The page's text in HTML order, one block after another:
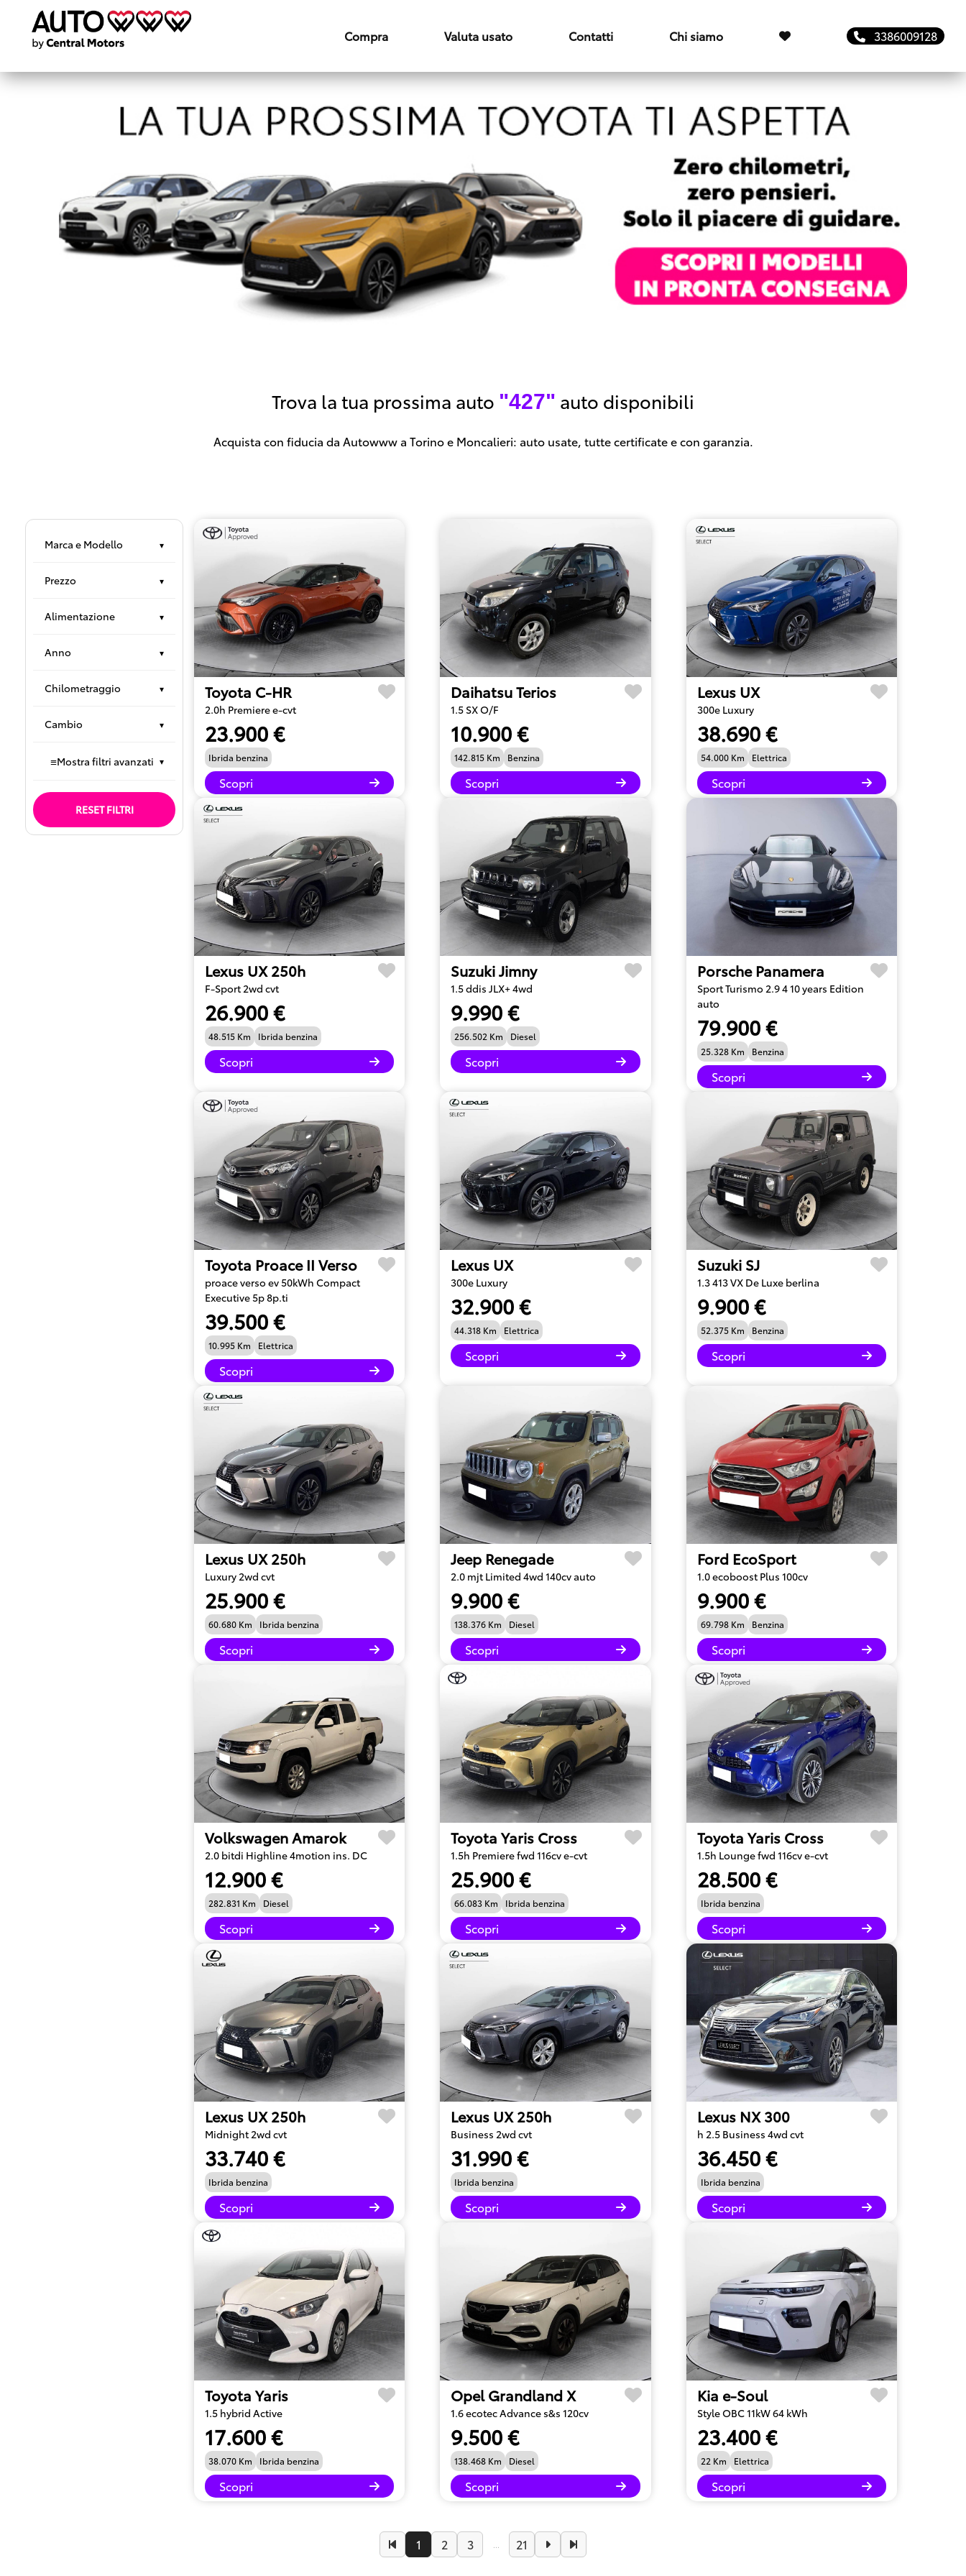
Compra Valuta usato Contatti Chi siamo 3386009128
Trova la tua prossima auto "427" auto disponibili
Acquista con fiducia da Autowww a Torino e Moncalieri: auto usate, tutte certificate e con garanzia.
Marca e Modello ▾
Prezzo ▾
Alimentazione ▾
Anno ▾
Chilometraggio ▾
Cambio ▾
≡Mostra filtri avanzati ▾
RESET FILTRI
Toyota C-HR
2.0h Premiere e-cvt
23.900 €
Ibrida benzina
Scopri
Daihatsu Terios
1.5 SX O/F
10.900 €
142.815 Km Benzina
Scopri
Lexus UX
300e Luxury
38.690 €
54.000 Km Elettrica
Scopri
Lexus UX 250h
F-Sport 2wd cvt
26.900 €
48.515 Km Ibrida benzina
Scopri
Suzuki Jimny
1.5 ddis JLX+ 4wd
9.990 €
256.502 Km Diesel
Scopri
Porsche Panamera
Sport Turismo 2.9 4 10 years Edition
auto
79.900 €
25.328 Km Benzina
Scopri
Toyota Proace II Verso
proace verso ev 50kWh Compact
Executive 5p 8p.ti
39.500 €
10.995 Km Elettrica
Scopri
Lexus UX
300e Luxury
32.900 €
44.318 Km Elettrica
Scopri
Suzuki SJ
1.3 413 VX De Luxe berlina
9.900 €
52.375 Km Benzina
Scopri
Lexus UX 250h
Luxury 2wd cvt
25.900 €
60.680 Km Ibrida benzina
Scopri
Jeep Renegade
2.0 mjt Limited 4wd 140cv auto
9.900 €
138.376 Km Diesel
Scopri
Ford EcoSport
1.0 ecoboost Plus 100cv
9.900 €
69.798 Km Benzina
Scopri
Volkswagen Amarok
2.0 bitdi Highline 4motion ins. DC
12.900 €
282.831 Km Diesel
Scopri
Toyota Yaris Cross
1.5h Premiere fwd 116cv e-cvt
25.900 €
66.083 Km Ibrida benzina
Scopri
Toyota Yaris Cross
1.5h Lounge fwd 116cv e-cvt
28.500 €
Ibrida benzina
Scopri
Lexus UX 250h
Midnight 2wd cvt
33.740 €
Ibrida benzina
Scopri
Lexus UX 250h
Business 2wd cvt
31.990 €
Ibrida benzina
Scopri
Lexus NX 300
h 2.5 Business 4wd cvt
36.450 €
Ibrida benzina
Scopri
Toyota Yaris
1.5 hybrid Active
17.600 €
38.070 Km Ibrida benzina
Scopri
Opel Grandland X
1.6 ecotec Advance s&s 120cv
9.500 €
138.468 Km Diesel
Scopri
Kia e-Soul
Style OBC 11kW 64 kWh
23.400 €
22 Km Elettrica
Scopri
1 2 3 21